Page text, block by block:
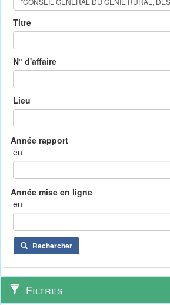
Titre
N° d'affaire
Lieu
en
en
Rechercher
Filtres